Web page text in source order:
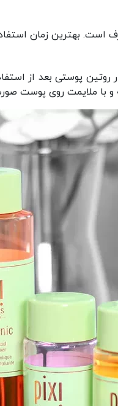
از این تونر تا 12 ماه پس از باز
روتین پوستی بعد از
و با ملایمت روی پوست